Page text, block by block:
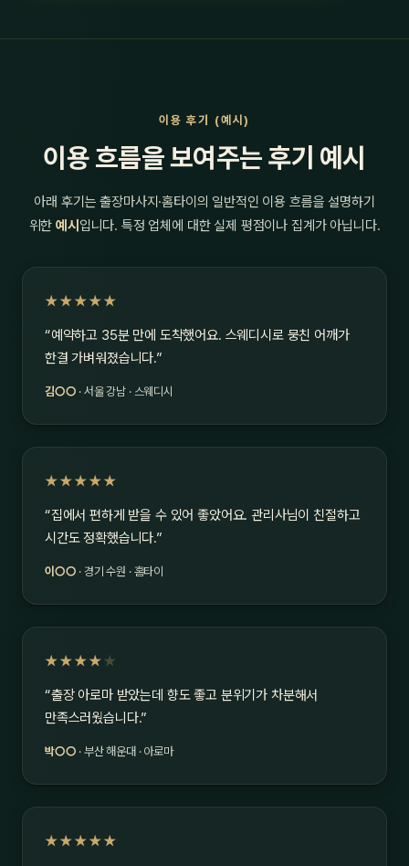
이용 후기 (예시)
이용 흐름을 보여주는 후기 예시
아래 후기는 출장마사지·홈타이의 일반적인 이용 흐름을 설명하기
위한예시 입니다. 특정 업체에 대한 실제 평점이나 집계가 아닙니다.
★★★★★
“예약하고 35분 만에 도착했어요. 스웨디시로 뭉친 어깨가
한결 가벼워졌습니다.”
김○○ · 서울 강남 · 스웨디시
★★★★★
“집에서 편하게 받을 수 있어 좋았어요. 관리사님이 친절하고
시간도 정확했습니다.”
이○○ · 경기 수원 · 홈타이
★★★★ ★
“출장 아로마 받았는데 향도 좋고 분위기가 차분해서
만족스러웠습니다.”
박○○ · 부산 해운대 · 아로마
★★★★★